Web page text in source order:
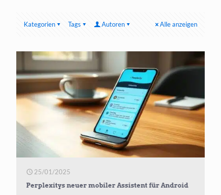
Kategorien Tags Autoren Alle anzeigen
25/01/2025
Perplexitys neuer mobiler Assistent für Android